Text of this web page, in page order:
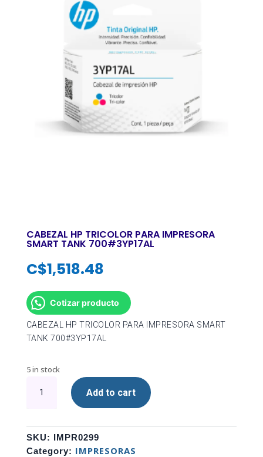
CABEZAL HP TRICOLOR PARA IMPRESORA
SMART TANK 700#3YP17AL
C$1,518.48
Cotizar producto
CABEZAL HP TRICOLOR PARA IMPRESORA SMART
TANK 700#3YP17AL
5 in stock
IMPRESORA
SMART
Add to cart
SKU: IMPR0299
Category: IMPRESORAS